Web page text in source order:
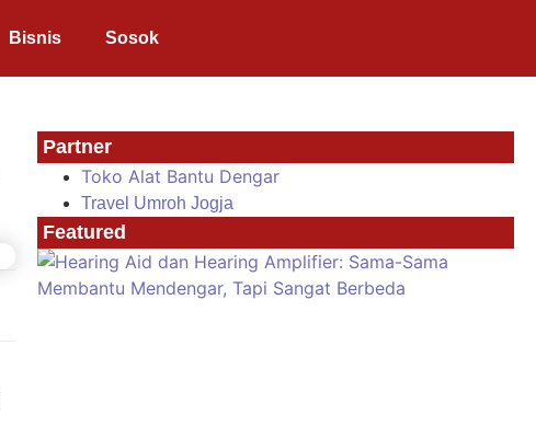
Bisnis Sosok
Partner
Toko Alat Bantu Dengar
Travel Umroh Jogja
Featured